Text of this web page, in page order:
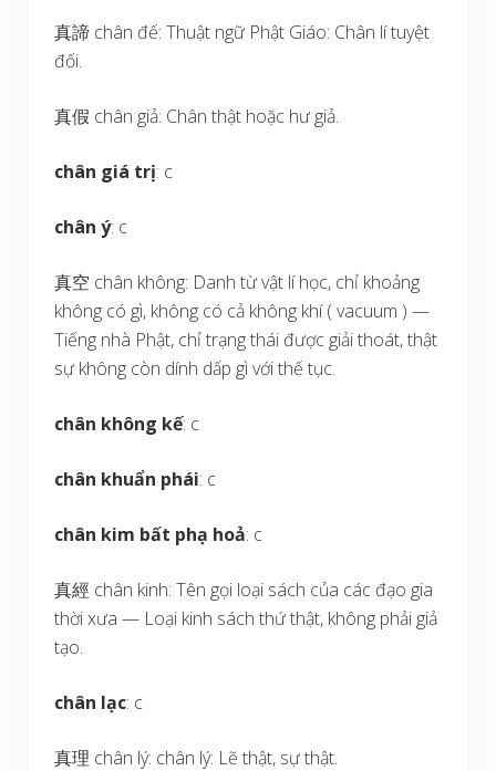
真諦 chân đế: Thuật ngữ Phật Giáo: Chân lí tuyệt
đối.
真假 chân giả: Chân thật hoặc hư giả.
chân giá trị: c
chân ý: c
真空 chân không: Danh từ vật lí học, chỉ khoảng
không có gì, không có cả không khí ( vacuum ) —
Tiếng nhà Phật, chỉ trạng thái được giải thoát, thật
sự không còn dính dấp gì với thế tục.
chân không kế: c
chân khuẩn phái: c
chân kim bất phạ hoả: c
真經 chân kinh: Tên gọi loại sách của các đạo gia
thời xưa — Loại kinh sách thứ thật, không phải giả
tạo.
chân lạc: c
真理 chân lý: chân lý: Lẽ thật, sự thật.